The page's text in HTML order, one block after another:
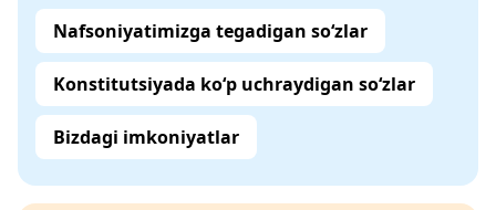
Nafsoniyatimizga tegadigan so‘zlar
Konstitutsiyada ko‘p uchraydigan so‘zlar
Bizdagi imkoniyatlar